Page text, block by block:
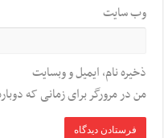
وب‌ سایت
ذخیره نام، ایمیل و وبسایت
من در مرورگر برای زمانی که